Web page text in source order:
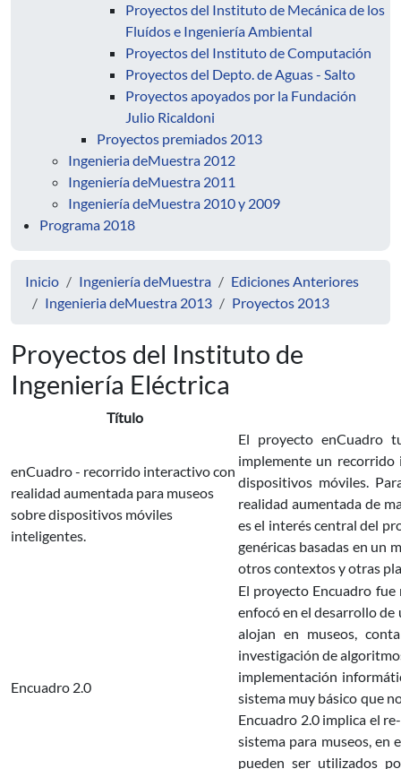
Proyectos del Instituto de Mecánica de los
Fluídos e Ingeniería Ambiental
Proyectos del Instituto de Computación
Proyectos del Depto. de Aguas - Salto
Proyectos apoyados por la Fundación
Julio Ricaldoni
Proyectos premiados 2013
Ingenieria deMuestra 2012
Ingeniería deMuestra 2011
Ingeniería deMuestra 2010 y 2009
Programa 2018
Inicio Ingeniería deMuestra
Ediciones Anteriores
Ingenieria deMuestra 2013
Proyectos 2013
Proyectos del Instituto de
Ingeniería Eléctrica
Título
enCuadro - recorrido interactivo con
realidad aumentada para museos
sobre dispositivos móviles
inteligentes.
El proyecto enCuadro
implemente un recorrido
dispositivos móviles.
realidad aumentada de
es el interés central del
genéricas basadas en un
otros contextos y otras
Encuadro 2.0
El proyecto Encuadro
enfocó en el desarrollo de
alojan en museos,
investigación de
implementación
sistema muy básico que
Encuadro 2.0 implica el
sistema para museos, en
pueden ser utilizados